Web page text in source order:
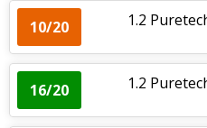
10/20 1.2
16/20 1.2